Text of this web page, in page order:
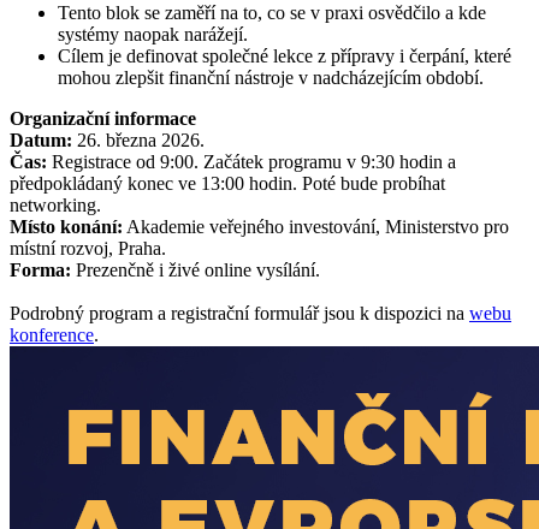
Tento blok se zaměří na to, co se v praxi osvědčilo a kde
systémy naopak narážejí.
Cílem je definovat společné lekce z přípravy i čerpání, které
mohou zlepšit finanční nástroje v nadcházejícím období.
Organizační informace
Datum: 26. března 2026.
Čas: Registrace od 9:00. Začátek programu v 9:30 hodin a
předpokládaný konec ve 13:00 hodin. Poté bude probíhat
networking.
Místo konání: Akademie veřejného investování, Ministerstvo pro
místní rozvoj, Praha.
Forma: Prezenčně i živé online vysílání.
Podrobný program a registrační formulář jsou k dispozici na webu
konference.